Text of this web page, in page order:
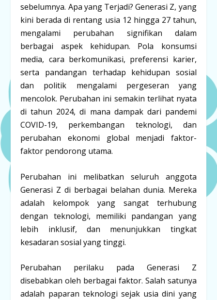
sebelumnya. Apa yang Terjadi? Generasi Z, yang
kini berada di rentang usia 12 hingga 27 tahun,
mengalami perubahan signifikan dalam
berbagai aspek kehidupan. Pola konsumsi
media, cara berkomunikasi, preferensi karier,
serta pandangan terhadap kehidupan sosial
dan politik mengalami pergeseran yang
mencolok. Perubahan ini semakin terlihat nyata
di tahun 2024, di mana dampak dari pandemi
COVID-19, perkembangan teknologi, dan
perubahan ekonomi global menjadi faktor-
faktor pendorong utama.
Perubahan ini melibatkan seluruh anggota
Generasi Z di berbagai belahan dunia. Mereka
adalah kelompok yang sangat terhubung
dengan teknologi, memiliki pandangan yang
lebih inklusif, dan menunjukkan tingkat
kesadaran sosial yang tinggi.
Perubahan perilaku pada Generasi Z
disebabkan oleh berbagai faktor. Salah satunya
adalah paparan teknologi sejak usia dini yang